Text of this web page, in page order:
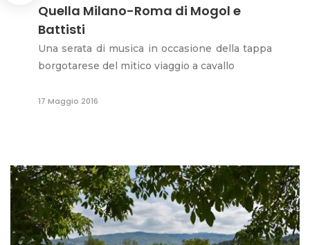
Quella Milano-Roma di Mogol e
Battisti
Una serata di musica in occasione della tappa
borgotarese del mitico viaggio a cavallo
17 Maggio 2016